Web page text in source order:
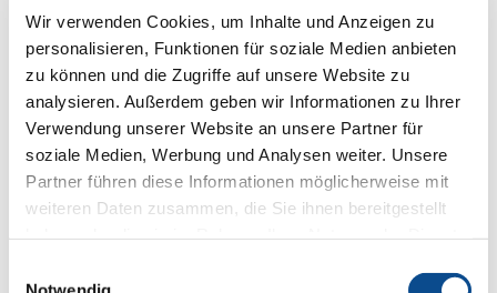
Wir verwenden Cookies, um Inhalte und Anzeigen zu
personalisieren, Funktionen für soziale Medien anbieten
zu können und die Zugriffe auf unsere Website zu
analysieren. Außerdem geben wir Informationen zu Ihrer
Verwendung unserer Website an unsere Partner für
soziale Medien, Werbung und Analysen weiter. Unsere
Partner führen diese Informationen möglicherweise mit
weiteren Daten zusammen, die Sie ihnen bereitgestellt
geoBLOCK®ürünlerini üretecek alt yapıya ve bu proje
sahasına zamanında teslimi sağlayacak lojistik ağına
sahiptir.
“Teknik çözümler ve projeye özel şartname ihtiyacı için
Austrotherm geoBLOCK İnşaat Mühendisliği
Uygulamaları ” bölümümüzle irtibata geçebilirsiniz.
Emre AKINAY İnşaat Mühendisliği Uygulamaları